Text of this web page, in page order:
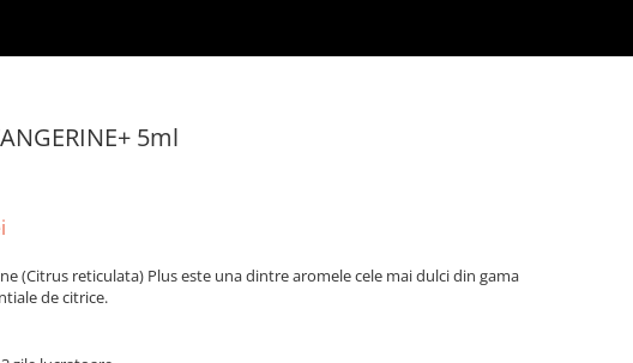
5ml
(Citrus reticulata) Plus este una dintre aromele cele mai dulci din gama
de citrice.